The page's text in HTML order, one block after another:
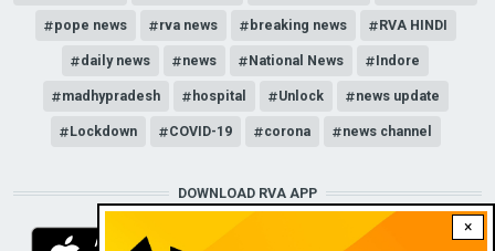
×
pope news rva news breaking news RVA HINDI
daily news news National News Indore
madhypradesh hospital Unlock news update
Lockdown COVID-19 corona news channel
DOWNLOAD RVA APP